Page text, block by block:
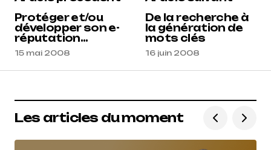
Protéger et/ou
développer son e-
réputation...
15 mai 2008
De la recherche à
la génération de
mots clés
16 juin 2008
Les articles du moment